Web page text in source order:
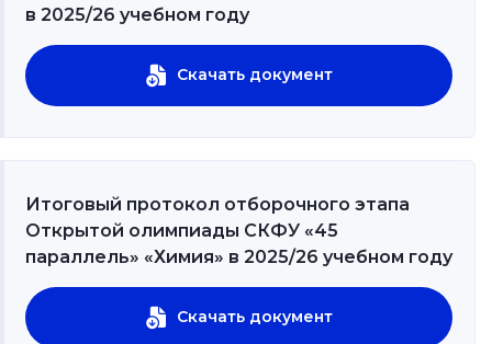
в 2025/26 учебном году
Скачать документ
Итоговый протокол отборочного этапа
Открытой олимпиады СКФУ «45
параллель» «Химия» в 2025/26 учебном году
Скачать документ